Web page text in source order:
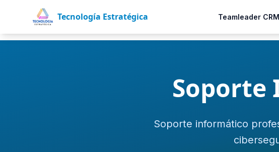
Tecnología Estratégica Teamleader CRM
Soporte
Soporte informático